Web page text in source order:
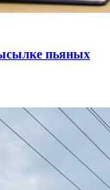
пьяных